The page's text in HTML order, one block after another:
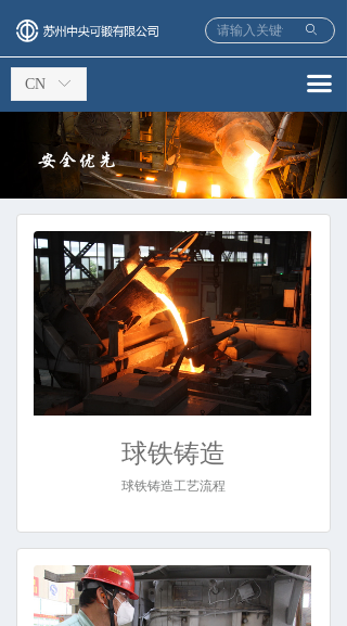
ꄙ
끀
ꀅ
CN
球铁铸造
球铁铸造工艺流程